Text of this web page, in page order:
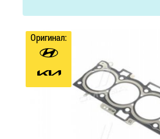
Оригинал: